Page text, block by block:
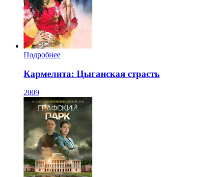
Подробнее
Кармелита: Цыганская страсть
2009